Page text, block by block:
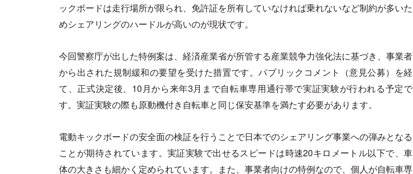
ックボードは走行場所が限られ、免許証を所有していなければ乗れないなど制約が多いた
めシェアリングのハードルが高いのが現状です。
今回警察庁が出した特例案は、経済産業省が所管する産業競争力強化法に基づき、事業者
から出された規制緩和の要望を受けた措置です。パブリックコメント（意見公募）を経
て、正式決定後、10月から来年3月まで自転車専用通行帯で実証実験が行われる予定で
す。実証実験の際も原動機付き自転車と同じ保安基準を満たす必要があります。
電動キックボードの安全面の検証を行うことで日本でのシェアリング事業への弾みとなる
ことが期待されています。実証実験で出せるスピードは時速20キロメートル以下で、車
体の大きさも細かく定められています。また、事業者向けの特例なので、個人が自転車専